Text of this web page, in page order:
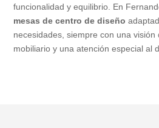
funcionalidad y equilibrio. En
mesas de centro de diseño
necesidades, siempre con una
mobiliario y una atención especial al